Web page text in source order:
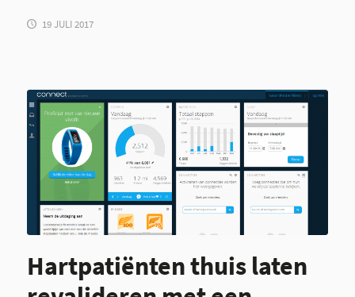
19 JULI 2017
Hartpatiënten thuis laten